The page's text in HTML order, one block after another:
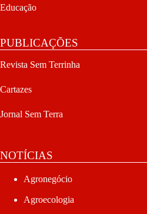
Educação
PUBLICAÇÕES
Revista Sem Terrinha
Cartazes
Jornal Sem Terra
NOTÍCIAS
Agronegócio
Agroecologia